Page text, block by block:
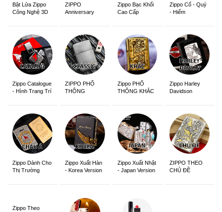
Bật Lửa Zippo
Công Nghệ 3D
ZIPPO
Anniversary
Zippo Bạc Khối
Cao Cấp
Zippo Cổ - Quý
- Hiếm
Zippo Catalogue
- Hình Trang Trí
ZIPPO PHỔ
THÔNG
Zippo PHỔ
THÔNG KHẮC
Zippo Harley
Davidson
Zippo Dành Cho
Thị Trường
Zippo Xuất Hàn
- Korea Version
Zippo Xuất Nhật
- Japan Version
ZIPPO THEO
CHỦ ĐỀ
Zippo Theo